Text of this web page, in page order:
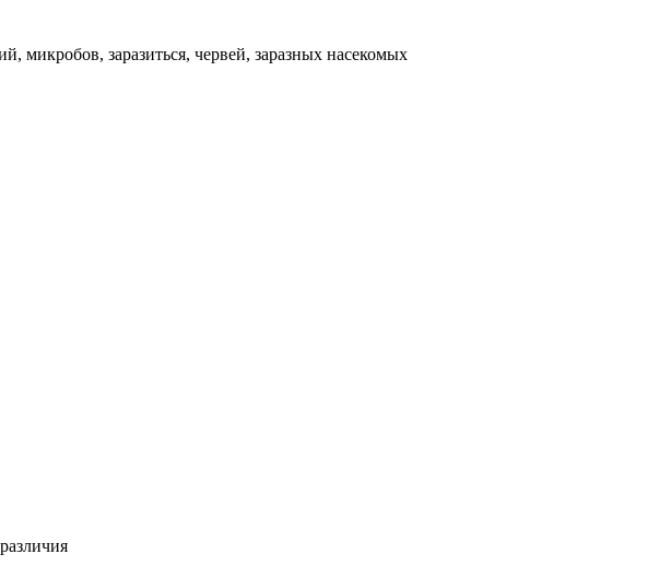
микробов, заразиться, червей, заразных насекомых